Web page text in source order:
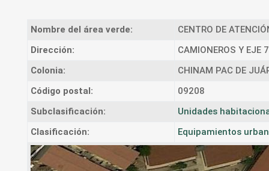
Nombre del área verde:
CENTRO DE
Dirección:
CAMIONEROS Y EJE
Colonia:
CHINAM PAC DE
Código postal:
09208
Subclasificación:
Unidades
Clasificación:
Equipamientos